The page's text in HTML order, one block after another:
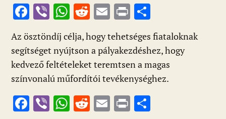
F
ac
e
b
o
o
k
Vi
b
er
W
h
at
s
A
p
p
R
d
di
t
E
m
ai
l
Pr
in
t
ss
za
m
e
Az ösztöndíj célja, hogy tehetséges fiataloknak
segítséget nyújtson a pályakezdéshez, hogy
kedvező feltételeket teremtsen a magas
színvonalú műfordítói tevékenységhez.
F Vi W R E Pr